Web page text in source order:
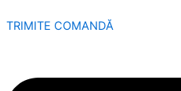
TRIMITE COMANDĂ